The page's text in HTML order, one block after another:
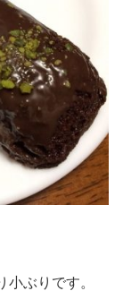
ぶりです。